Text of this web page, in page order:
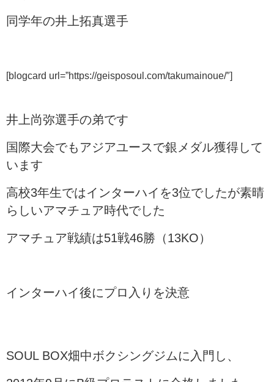
同学年の井上拓真選手
[blogcard url=”https://geisposoul.com/takumainoue/″]
井上尚弥選手の弟です
国際大会でもアジアユースで銀メダル獲得して
います
高校3年生ではインターハイを3位でしたが素晴
らしいアマチュア時代でした
アマチュア戦績は51戦46勝（13KO）
インターハイ後にプロ入りを決意
SOUL BOX畑中ボクシングジムに入門し、